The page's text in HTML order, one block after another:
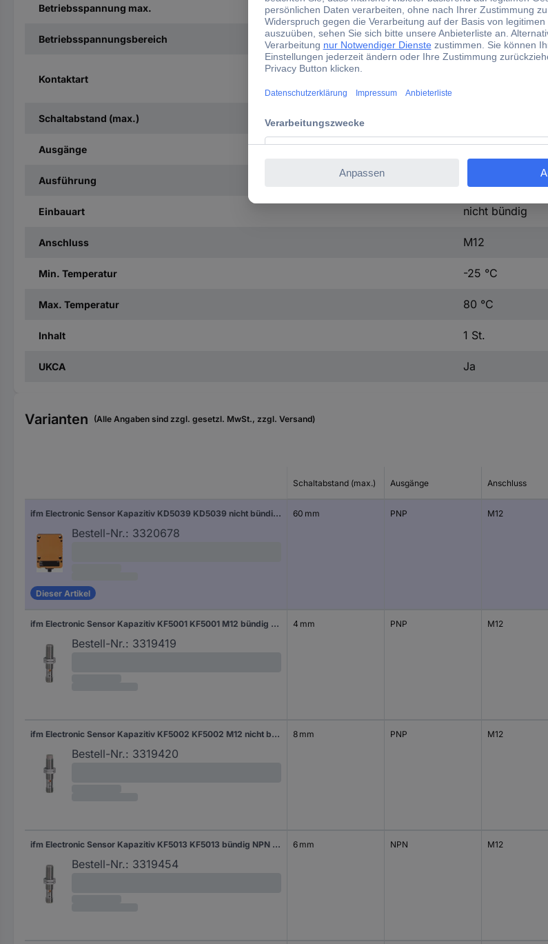
Betriebsspannung max. 36 V/DC
Betriebsspannungsbereich 10 - 36 V/DC
Kontaktart
Schaltabstand (max.)
Ausgänge PNP
Ausführung
Einbauart nicht bündig
Anschluss M12
Min. Temperatur -25 °C
Max. Temperatur 80 °C
Inhalt 1 St.
UKCA Ja
Varianten (Alle Angaben sind zzgl. gesetzl. MwSt., zzgl. Versand)
Schaltabstand (max.) Ausgänge Anschluss
ifm Electronic Sensor Kapazitiv KD5039 KD5039 nicht bündig PNP
Bestell-Nr.: 3320678
Dieser Artikel
60 mm PNP M12
ifm Electronic Sensor Kapazitiv KF5001 KF5001 M12 bündig PNP (Ø x H) 12 mm x 60 mm
Bestell-Nr.: 3319419
4 mm PNP M12
ifm Electronic Sensor Kapazitiv KF5002 KF5002 M12 nicht bündig PNP (Ø x H) 12 mm x 61 mm
Bestell-Nr.: 3319420
8 mm PNP M12
ifm Electronic Sensor Kapazitiv KF5013 KF5013 bündig NPN (Ø x L) 12 mm x 60 mm
Bestell-Nr.: 3319454
6 mm NPN M12